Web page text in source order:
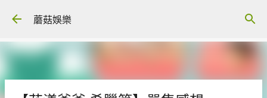
蘑菇娛樂